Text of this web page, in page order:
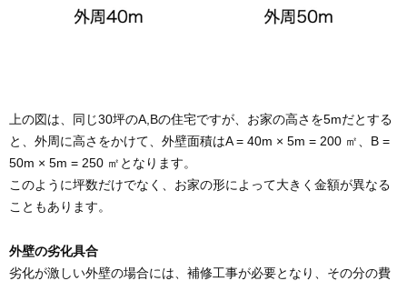
上の図は、同じ30坪のA,Bの住宅ですが、お家の高さを5mだとする
と、外周に高さをかけて、外壁面積はA = 40m × 5m = 200 ㎡、B =
50m × 5m = 250 ㎡となります。
このように坪数だけでなく、お家の形によって大きく金額が異なる
こともあります。
外壁の劣化具合
劣化が激しい外壁の場合には、補修工事が必要となり、その分の費